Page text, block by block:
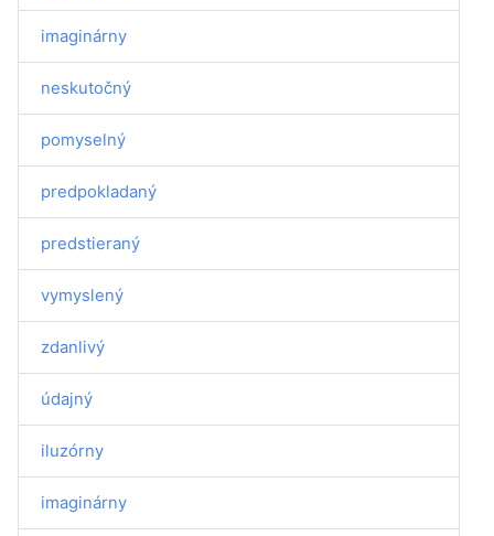
imaginárny
neskutočný
pomyselný
predpokladaný
predstieraný
vymyslený
zdanlivý
údajný
iluzórny
imaginárny